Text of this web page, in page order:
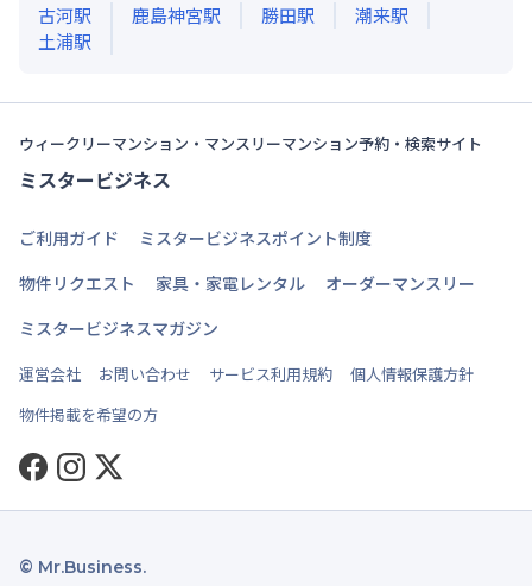
古河駅 鹿島神宮駅 勝田駅 潮来駅
土浦駅
ウィークリーマンション・マンスリーマンション予約・検索サイト
ミスタービジネス
ご利用ガイド
ミスタービジネスポイント制度
物件リクエスト
家具・家電レンタル
オーダーマンスリー
ミスタービジネスマガジン
運営会社 お問い合わせ サービス利用規約
個人情報保護方針
物件掲載を希望の方
Facebook
Instagram
Twitter
© Mr.Business.